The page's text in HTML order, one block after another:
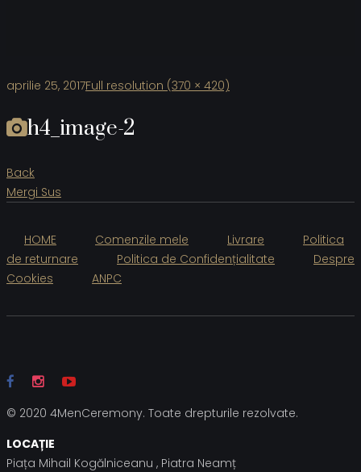
aprilie 25, 2017Full resolution (370 × 420)
h4_image-2
Back
Mergi Sus
HOME Comenzile mele Livrare
Politica
de returnare
Politica de Confidențialitate
Despre
Cookies
ANPC
© 2020 4MenCeremony. Toate drepturile rezolvate.
LOCAȚIE
Piața Mihail Kogălniceanu , Piatra Neamț